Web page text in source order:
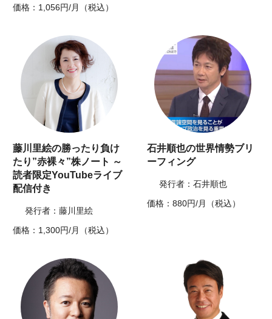
価格：1,056円/月（税込）
藤川里絵の勝ったり負け
たり”赤裸々”株ノート ～
読者限定YouTubeライブ
配信付き
発行者：藤川里絵
価格：1,300円/月（税込）
石井順也の世界情勢ブリ
ーフィング
発行者：石井順也
価格：880円/月（税込）